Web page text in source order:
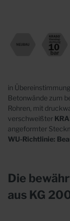
in
Betonwände zum
Rohren, mit
verschweißter
angeformter
WU-Richtlinie:
Die
aus KG